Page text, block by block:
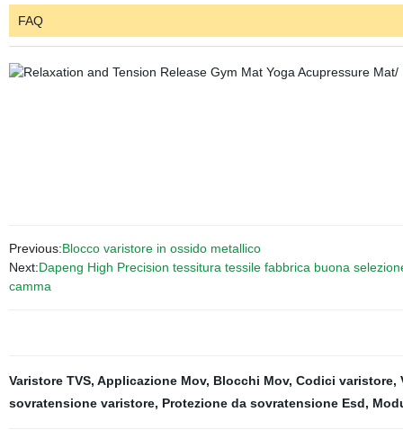
FAQ
Previous:Blocco varistore in ossido metallico
Next:Dapeng High Precision tessitura tessile fabbrica buona
camma
Varistore TVS, Applicazione Mov, Blocchi Mov, Codici varistore,
sovratensione varistore, Protezione da sovratensione Esd,